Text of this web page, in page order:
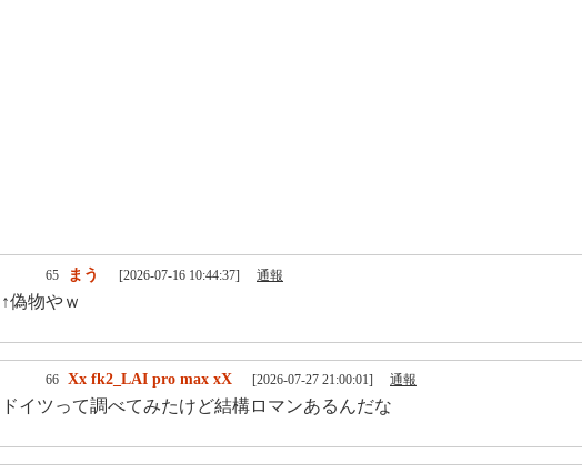
65 まう [2026-07-16 10:44:37] 通報
↑偽物やｗ
66 Xx fk2_LAI pro max xX [2026-07-27 21:00:01] 通報
ドイツって調べてみたけど結構ロマンあるんだな